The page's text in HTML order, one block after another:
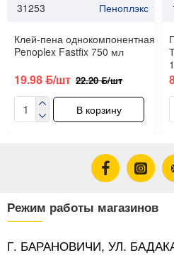
31253 Пеноплэкс
Клей-пена однокомпонентная
Penoplex Fastfix 750 мл
19.98 ƃ/шт 22.20 ƃ/шт
В корзину
Режим работы магазинов
Г. БАРАНОВИЧИ, УЛ.